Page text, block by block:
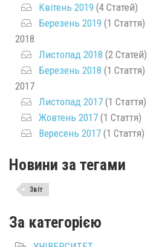
Квітень 2019 (4 Статей)
Березень 2019 (1 Стаття)
2018
Листопад 2018 (2 Статей)
Березень 2018 (1 Стаття)
2017
Листопад 2017 (1 Стаття)
Жовтень 2017 (1 Стаття)
Вересень 2017 (1 Стаття)
Новини за тегами
Звіт
За категорією